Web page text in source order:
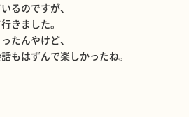
るのですが、
きました。
たんやけど、
もはずんで楽しかったね。